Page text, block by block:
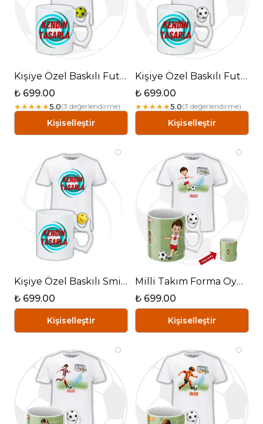
Kişiselleştir
Kişiye Özel Baskılı Futbol Toplu Kupa + Pamuklu Tişört Kombin - Sarı-Lacivert
₺ 699.00
★★★★★5.0(3 değerlendirme)
Kişiselleştir
Kişiye Özel Baskılı Futbol Toplu Kupa + Pamuklu Tişört Kombin - Siyah-Beyaz
₺ 699.00
★★★★★5.0(3 değerlendirme)
Kişiselleştir
Kişiye Özel Baskılı Smile Emoji Toplu Kupa + Pamuklu Tişört Kombin
₺ 699.00
Kişiselleştir
Milli Takım Forma Oyunculu Futbol Toplu Kupa + Baskılı Pamuklu Tişört Kombin
₺ 699.00